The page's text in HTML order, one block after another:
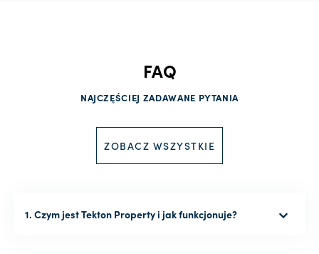
FAQ
NAJCZĘŚCIEJ ZADAWANE PYTANIA
ZOBACZ WSZYSTKIE
1. Czym jest Tekton Property i jak funkcjonuje?